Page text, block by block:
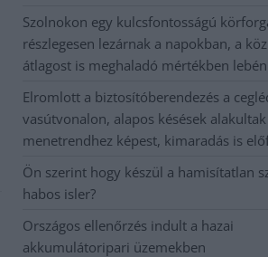
Szolnokon egy kulcsfontosságú
részlegesen lezárnak a napokban, a
átlagost is meghaladó mértékben
Elromlott a biztosítóberendezés a
vasútvonalon, alapos késések
menetrendhez képest, kimaradás is
Ön szerint hogy készül a hamisítatlan
habos isler?
Országos ellenőrzés indult a hazai
akkumulátoripari üzemekben